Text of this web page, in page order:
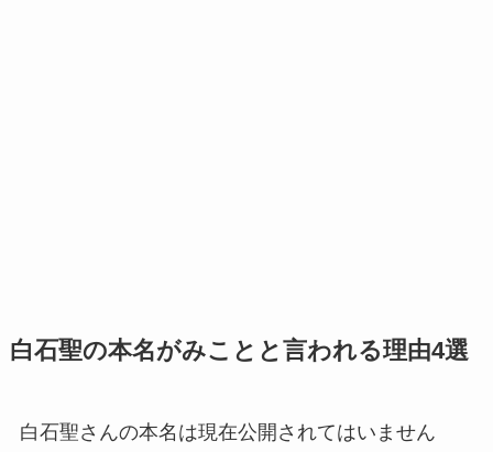
白石聖の本名がみことと言われる理由4選
白石聖さんの本名は現在公開されてはいません